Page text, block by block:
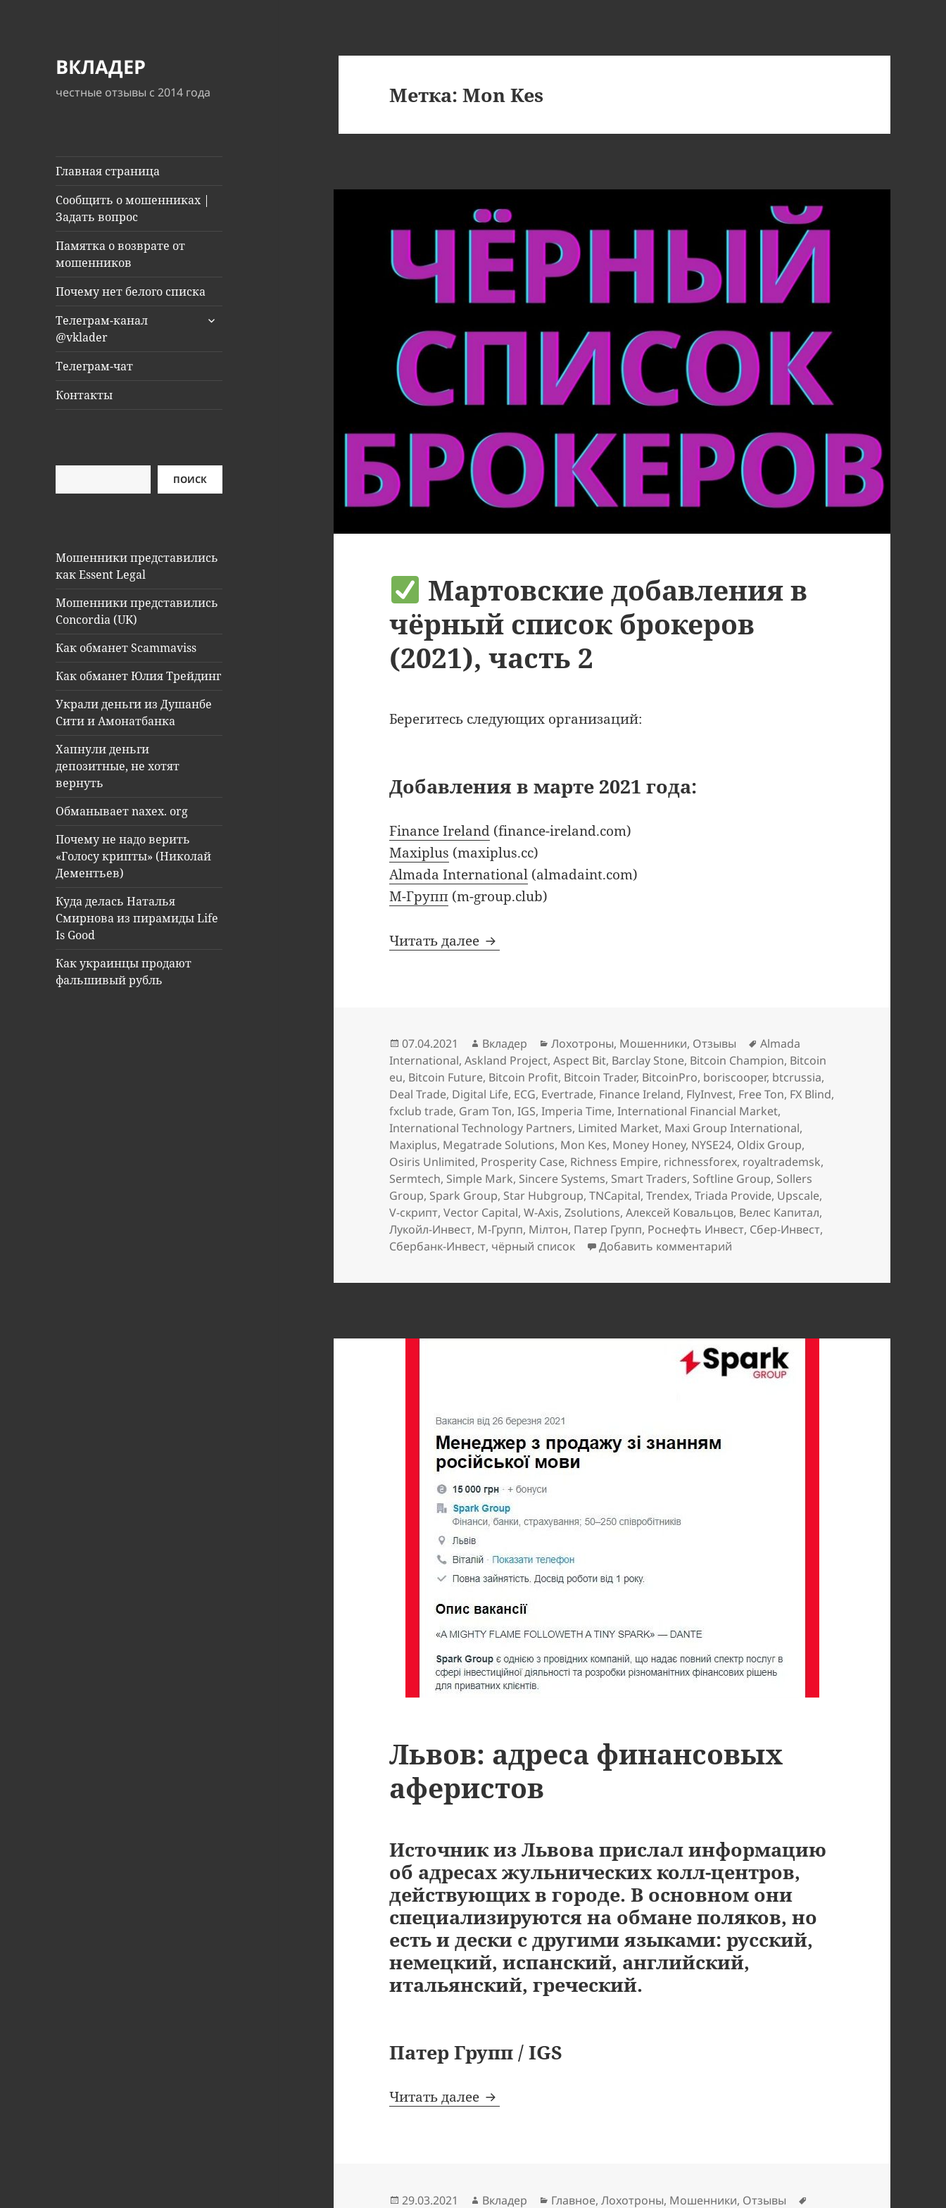
ВКЛАДЕР
честные отзывы с 2014 года
Главная страница
Сообщить о мошенниках |
Задать вопрос
Памятка о возврате от
мошенников
Почему нет белого списка
Телеграм-канал
@vklader
раскрыть
Телеграм-чат
Контакты
ПОИСК
Мошенники представились
как Essent Legal
Мошенники представились
Concordia (UK)
Как обманет Scammaviss
Как обманет Юлия Трейдинг
Украли деньги из Душанбе
Сити и Амонатбанка
Хапнули деньги
депозитные, не хотят
вернуть
Обманывает naxex. org
Почему не надо верить
«Голосу крипты» (Николай
Дементьев)
Куда делась Наталья
Смирнова из пирамиды Life
Is Good
Как украинцы продают
фальшивый рубль
Метка:Mon Kes
Мартовские добавления в
чёрный список брокеров
(2021), часть 2
Берегитесь следующих организаций:
Добавления в марте 2021 года:
Finance Ireland (finance-ireland.com)
Maxiplus (maxiplus.cc)
Almada International (almadaint.com)
М-Групп (m-group.club)
Читать далее Мартовские добавления в чёрный список брокеров (2021), часть 2
Опубликовано
07.04.2021 Автор
Вкладер Рубрики
Лохотроны, Мошенники, Отзывы Метки
Almada
International,Askland Project,Aspect Bit, Barclay Stone, Bitcoin Champion, Bitcoin
eu, Bitcoin Future, Bitcoin Profit, Bitcoin Trader, BitcoinPro, boriscooper, btcrussia,
Deal Trade, Digital Life, ECG, Evertrade, Finance Ireland, FlyInvest, Free Ton, FX Blind,
fxclub trade, Gram Ton,IGS,Imperia Time,International Financial Market,
International Technology Partners, Limited Market, Maxi Group International,
Maxiplus, Megatrade Solutions, Mon Kes, Money Honey, NYSE24, Oldix Group,
Osiris Unlimited, Prosperity Case, Richness Empire, richnessforex, royaltrademsk,
Sermtech, Simple Mark, Sincere Systems, Smart Traders, Softline Group, Sollers
Group, Spark Group, Star Hubgroup,TNCapital,Trendex,Triada Provide, Upscale,
V-скрипт,Vector Capital,W-Axis,Zsolutions,Алексей Ковальцов, Велес Капитал,
Лукойл-Инвест, М-Групп, Мілтон, Патер Групп, Роснефть Инвест, Сбер-Инвест,
Сбербанк-Инвест, чёрный список Добавить комментарий
Львов: адреса финансовых
аферистов
Источник из Львова прислал информацию
об адресах жульнических колл-центров,
действующих в городе. В основном они
специализируются на обмане поляков, но
есть и дески с другими языками: русский,
немецкий, испанский, английский,
итальянский, греческий.
Патер Групп / IGS
Читать далее Львов: адреса финансовых аферистов
Опубликовано
29.03.2021 Автор
Вкладер Рубрики
Главное,Лохотроны, Мошенники, Отзывы